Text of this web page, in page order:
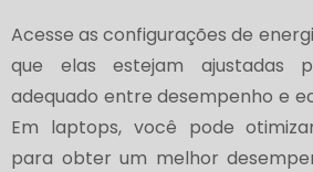
Acesse as configurações de
que elas estejam ajustadas
adequado entre desempenho e
Em laptops, você pode
para obter um melhor